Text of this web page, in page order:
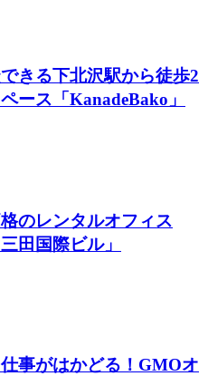
きる下北沢駅から徒歩2
ース「KanadeBako」
のレンタルオフィス
田国際ビル」
事がはかどる！GMOオ